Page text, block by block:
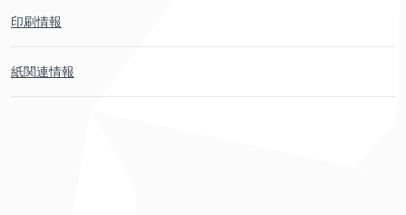
印刷情報
紙関連情報